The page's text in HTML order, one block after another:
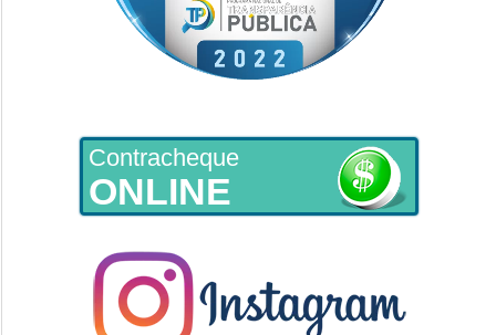
Contracheque
ONLINE